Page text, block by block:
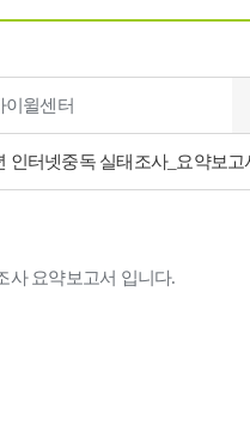
이윌센터
인터넷중독 실태조사_요약보고
사 요약보고서 입니다.